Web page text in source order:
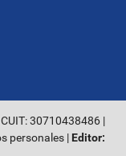
CUIT: 30710438486 |
personales| Editor: